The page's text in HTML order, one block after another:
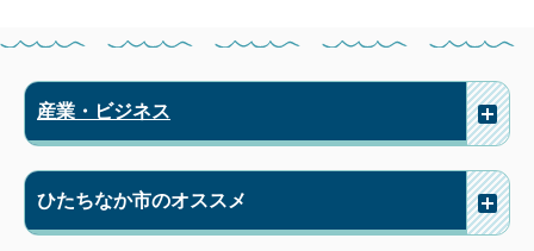
産業・ビジネス
ひたちなか市のオススメ